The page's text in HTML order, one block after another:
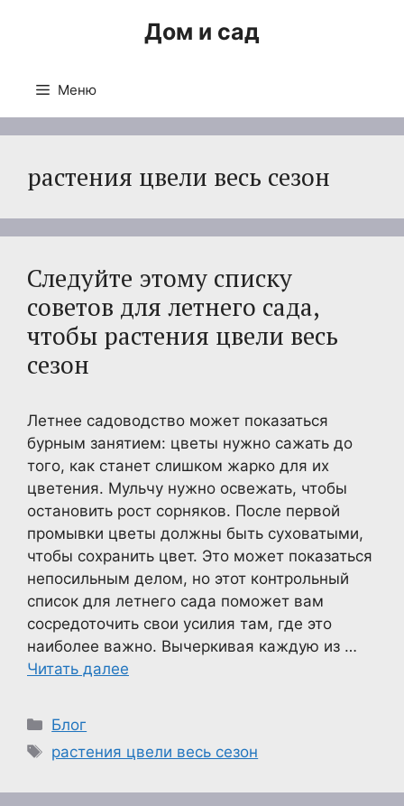
Дом и сад
Меню
растения цвели весь сезон
Следуйте этому списку
советов для летнего сада,
чтобы растения цвели весь
сезон
Летнее садоводство может показаться
бурным занятием: цветы нужно сажать до
того, как станет слишком жарко для их
цветения. Мульчу нужно освежать, чтобы
остановить рост сорняков. После первой
промывки цветы должны быть суховатыми,
чтобы сохранить цвет. Это может показаться
непосильным делом, но этот контрольный
список для летнего сада поможет вам
сосредоточить свои усилия там, где это
наиболее важно. Вычеркивая каждую из …
Читать далее
Рубрики
Блог
Метки
растения цвели весь сезон